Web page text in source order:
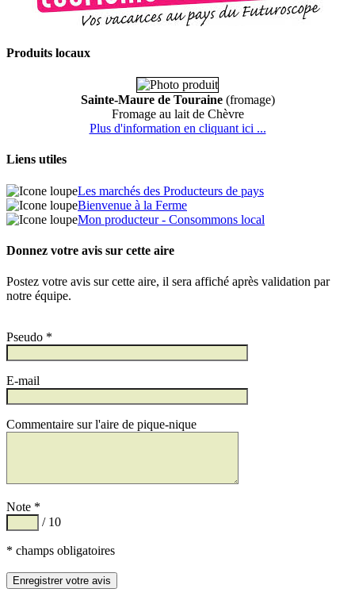
Produits locaux
Sainte-Maure de Touraine(fromage)
Fromage au lait de Chèvre
Plus d'information en cliquant ici ...
Liens utiles
Les marchés des Producteurs de pays
Bienvenue à la Ferme
Mon producteur - Consommons local
Donnez votre avis sur cette aire
Postez votre avis sur cette aire, il sera affiché après validation par
notre équipe.
Pseudo *
E-mail
Commentaire sur l'aire de pique-nique
Note *
/ 10
* champs obligatoires